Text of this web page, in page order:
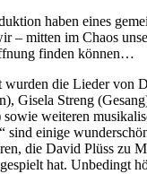
haben eines
– mitten im Chaos
finden können…
wurden die Lieder von
Gisela Streng
weiteren
sind einige
die David Plüss zu
hat. Unbedingt